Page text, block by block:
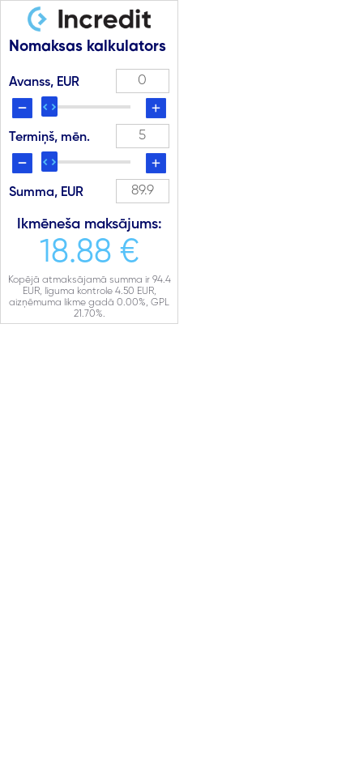
Nomaksas kalkulators
Avanss, EUR
Termiņš, mēn.
Summa, EUR
Ikmēneša maksājums:
18.88 €
Kopējā atmaksājamā summa ir 94.4
EUR, līguma kontrole 4.50 EUR,
aizņēmuma likme gadā 0.00%, GPL
21.70%.